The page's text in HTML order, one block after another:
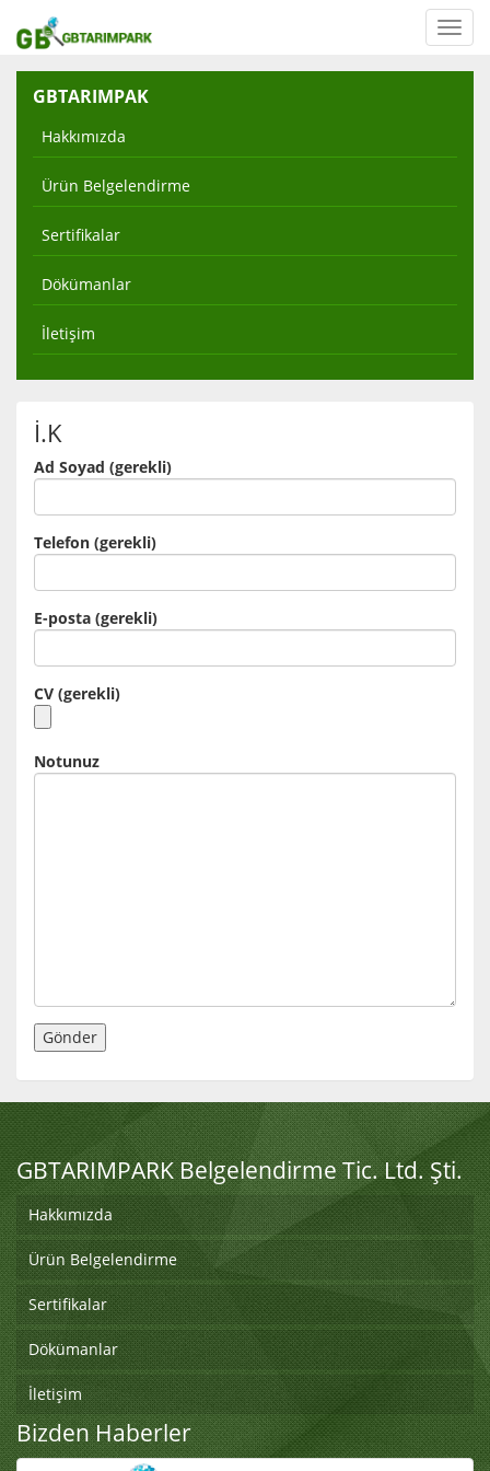
GBTARIMPAK
Hakkımızda
Ürün Belgelendirme
Sertifikalar
Dökümanlar
İletişim
İ.K
Ad Soyad (gerekli)
Telefon (gerekli)
E-posta (gerekli)
CV (gerekli)
Notunuz
GBTARIMPARK Belgelendirme Tic. Ltd. Şti.
Hakkımızda
Ürün Belgelendirme
Sertifikalar
Dökümanlar
İletişim
Bizden Haberler